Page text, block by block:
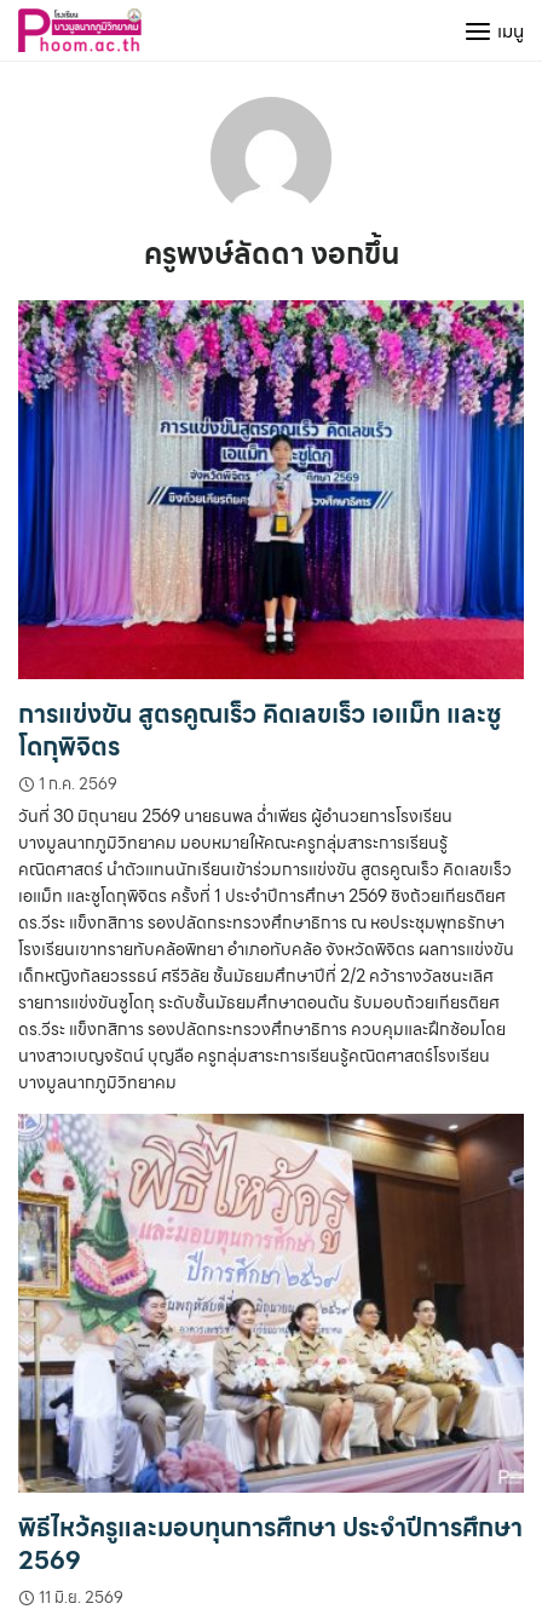
Skip
เมนู
ครูพงษ์ลัดดา งอกขึ้น
การแข่งขัน สูตรคูณเร็ว คิดเลขเร็ว เอแม็ท และซู
โดกุพิจิตร
1 ก.ค. 2569
วันที่ 30 มิถุนายน 2569 นายธนพล ฉ่ำเพียร ผู้อำนวยการโรงเรียน
บางมูลนากภูมิวิทยาคม มอบหมายให้คณะครูกลุ่มสาระการเรียนรู้
คณิตศาสตร์ นำตัวแทนนักเรียนเข้าร่วมการแข่งขัน สูตรคูณเร็ว คิดเลขเร็ว
เอแม็ท และซูโดกุพิจิตร ครั้งที่ 1 ประจำปีการศึกษา 2569 ชิงถ้วยเกียรติยศ
ดร.วีระ แข็งกสิการ รองปลัดกระทรวงศึกษาธิการ ณ หอประชุมพุทธรักษา
โรงเรียนเขาทรายทับคล้อพิทยา อำเภอทับคล้อ จังหวัดพิจิตร ผลการแข่งขัน
เด็กหญิงกัลยวรรธน์ ศรีวิลัย ชั้นมัธยมศึกษาปีที่ 2/2 คว้ารางวัลชนะเลิศ
รายการแข่งขันซูโดกุ ระดับชั้นมัธยมศึกษาตอนต้น รับมอบถ้วยเกียรติยศ
ดร.วีระ แข็งกสิการ รองปลัดกระทรวงศึกษาธิการ ควบคุมและฝึกซ้อมโดย
นางสาวเบญจรัตน์ บุญลือ ครูกลุ่มสาระการเรียนรู้คณิตศาสตร์โรงเรียน
บางมูลนากภูมิวิทยาคม
พิธีไหว้ครูและมอบทุนการศึกษา ประจำปีการศึกษา
2569
11 มิ.ย. 2569